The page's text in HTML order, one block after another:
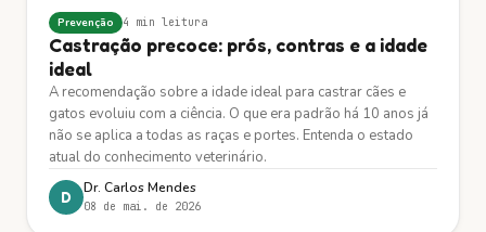
Prevenção 4 min leitura
Castração precoce: prós, contras e a idade
ideal
A recomendação sobre a idade ideal para castrar cães e
gatos evoluiu com a ciência. O que era padrão há 10 anos já
não se aplica a todas as raças e portes. Entenda o estado
atual do conhecimento veterinário.
D Dr. Carlos Mendes
08 de mai. de 2026